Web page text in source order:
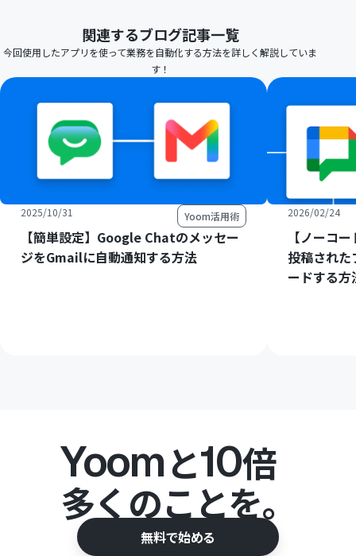
関連するブログ記事一覧
今回使用したアプリを使って業務を自動化する方法を詳しく解説していま
す！
2025/10/31 Yoom活用術
【簡単設定】Google Chatのメッセー
ジをGmailに自動通知する方法
2026/02/24
【ノーコ
投稿され
ードする方
Yoomと10倍
多くのことを。
無料で始める